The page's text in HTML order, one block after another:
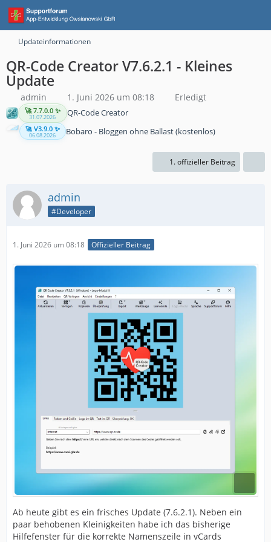
Updateinformationen
QR-Code Creator V7.6.2.1 - Kleines
Update
admin 1. Juni 2026 um 08:18 Erledigt
🚀 7.7.0.0 ✨
31.07.2026 QR-Code Creator
🚀 V3.9.0 ✨
06.08.2026 Bobaro - Bloggen ohne Ballast (kostenlos)
1. offizieller Beitrag
admin
#Developer
1. Juni 2026 um 08:18 Offizieller Beitrag
Ab heute gibt es ein frisches Update (7.6.2.1). Neben ein
paar behobenen Kleinigkeiten habe ich das bisherige
Hilfefenster für die korrekte Namenszeile in vCards